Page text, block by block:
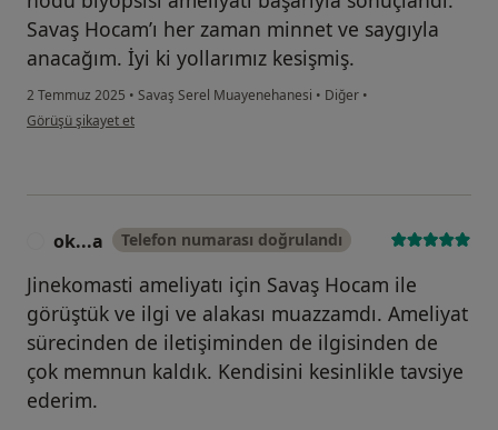
Savaş Hocam’ı her zaman minnet ve saygıyla
anacağım. İyi ki yollarımız kesişmiş.
2 Temmuz 2025 • Savaş Serel Muayenehanesi • Diğer •
kullanıcının görüşüne göre ec...r
Görüşü şikayet et
ok...a Telefon numarası doğrulandı
Jinekomasti ameliyatı için Savaş Hocam ile
görüştük ve ilgi ve alakası muazzamdı. Ameliyat
sürecinden de iletişiminden de ilgisinden de
çok memnun kaldık. Kendisini kesinlikle tavsiye
ederim.